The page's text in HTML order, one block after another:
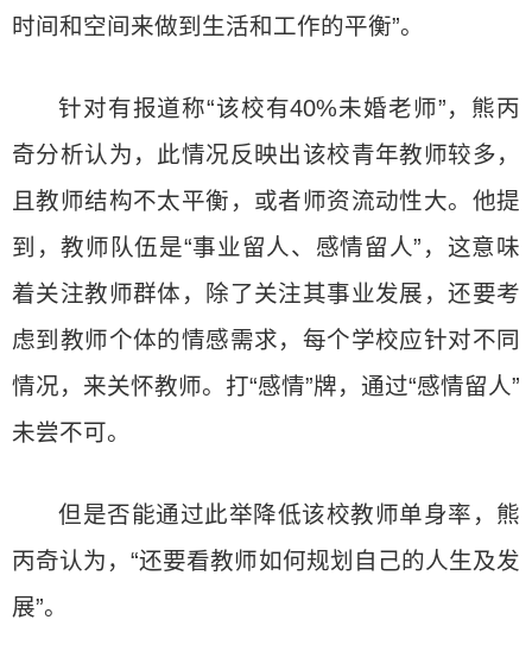
时间和空间来做到生活和工作的平衡”。
针对有报道称“该校有40%未婚老师”，熊丙
奇分析认为，此情况反映出该校青年教师较多，
且教师结构不太平衡，或者师资流动性大。他提
到，教师队伍是“事业留人、感情留人”，这意味
着关注教师群体，除了关注其事业发展，还要考
虑到教师个体的情感需求，每个学校应针对不同
情况，来关怀教师。打“感情”牌，通过“感情留人”
未尝不可。
但是否能通过此举降低该校教师单身率，熊
丙奇认为，“还要看教师如何规划自己的人生及发
展”。